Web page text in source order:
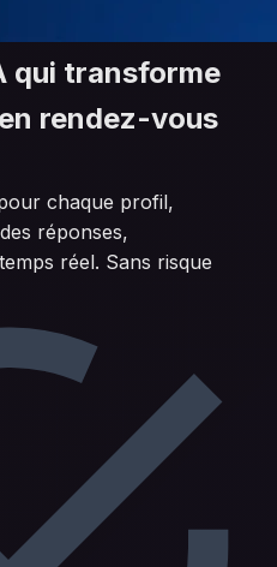
qui transforme
rendez-vous
chaque profil,
réponses,
réel. Sans risque